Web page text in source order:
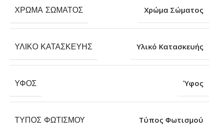
ΧΡΏΜΑ ΣΏΜΑΤΟΣ Χρώμα Σώματος
ΥΛΙΚΌ ΚΑΤΑΣΚΕΥΉΣ Υλικό Κατασκευής
ΎΦΟΣ Ύφος
ΤΎΠΟΣ ΦΩΤΙΣΜΟΎ Τύπος Φωτισμού